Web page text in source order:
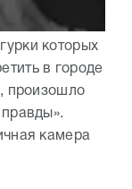
которых
в городе
произошло
камера